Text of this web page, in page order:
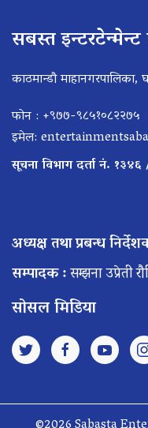
सबस्त इन्टरटेन्मेन्ट
काठमान्डौ माहानगरपालिका,
फोन : +९७७-९८५१०८२२७५
इमेल:
सूचना विभाग दर्ता नं.
अध्यक्ष तथा प्रबन्ध
सम्पादक :सम्झना उप्रेती
सोसल मिडिया